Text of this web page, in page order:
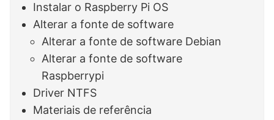
Instalar o Raspberry Pi OS
Alterar a fonte de software
Alterar a fonte de software Debian
Alterar a fonte de software
Raspberrypi
Driver NTFS
Materiais de referência